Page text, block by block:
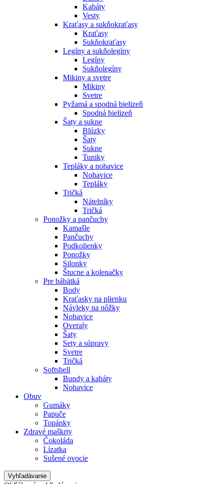
Kabáty
Vesty
Kraťasy a sukňokraťasy
Kraťasy
Sukňokraťasy
Legíny a sukňolegíny
Legíny
Sukňolegíny
Mikiny a svetre
Mikiny
Svetre
Pyžamá a spodná bielizeň
Spodná bielizeň
Šaty a sukne
Blúzky
Šaty
Sukne
Tuniky
Tepláky a nohavice
Nohavice
Tepláky
Tričká
Nátelníky
Tričká
Ponožky a pančuchy
Kamašle
Pančuchy
Podkolienky
Ponožky
Silonky
Štucne a kolenačky
Pre bábätká
Body
Kraťasky na plienku
Návleky na nôžky
Nohavice
Overaly
Šaty
Sety a súpravy
Svetre
Tričká
Softshell
Bundy a kabáty
Nohavice
Obuv
Gumáky
Papuče
Topánky
Zdravé maškrty
Čokoláda
Lízatka
Sušené ovocie
Vyhľadávanie